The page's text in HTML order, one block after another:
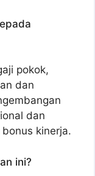
pokok,
dan
dan
kinerja.
ini?